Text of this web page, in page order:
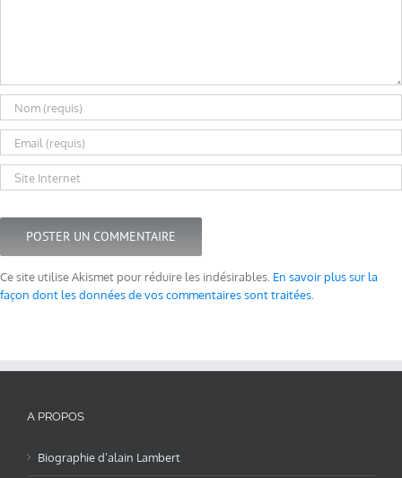
Ce site utilise Akismet pour réduire les indésirables. En savoir plus sur la
façon dont les données de vos commentaires sont traitées.
A PROPOS
Biographie d’alain Lambert